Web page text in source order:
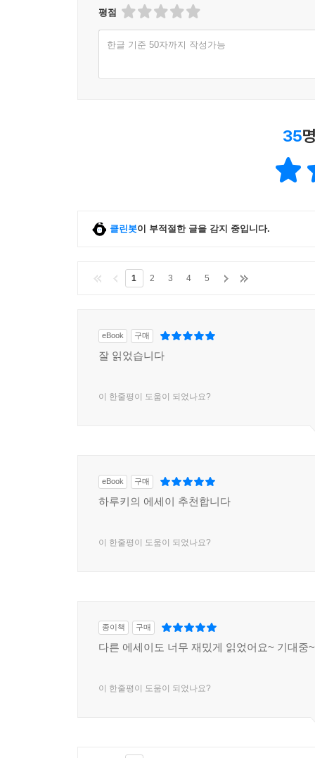
평점
한글 기준 50자까지 작성가능
35
클린봇이 부적절한 글을 감지 중입니다.
1 2 3 4 5
eBook 구매
잘 읽었습니다
이 한줄평이 도움이 되었나요?
eBook 구매
하루키의 에세이 추천합니다
이 한줄평이 도움이 되었나요?
종이책 구매
다른 에세이도 너무 재밌게 읽었어요~ 기대중~
이 한줄평이 도움이 되었나요?